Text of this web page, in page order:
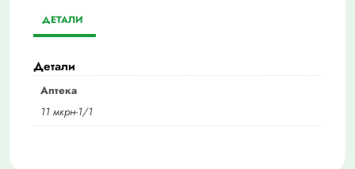
ДЕТАЛИ
Детали
Аптека
11 мкрн-1/1